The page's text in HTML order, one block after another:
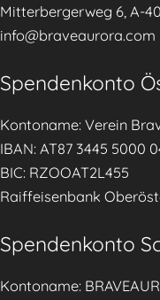
Mitterbergerweg 6, A-
info@braveaurora.com
Spendenkonto
Kontoname: Verein
IBAN: AT87 3445 5000
BIC: RZOOAT2L455
Raiffeisenbank
Spendenkonto
Kontoname: